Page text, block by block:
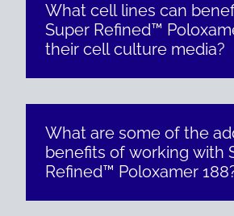
What cell lines can
Super Refined™
their cell culture media?
What are some of the
benefits of working with
Refined™ Poloxamer